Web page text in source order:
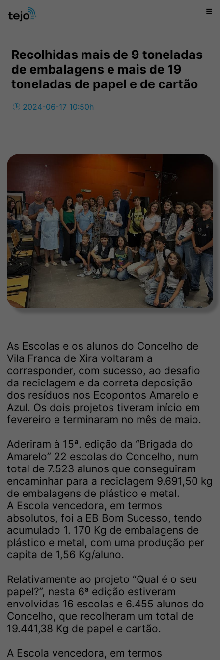
☰
Recolhidas mais de 9 toneladas
de embalagens e mais de 19
toneladas de papel e de cartão
🕒 2024-06-17 10:50h
As Escolas e os alunos do Concelho de
Vila Franca de Xira voltaram a
corresponder, com sucesso, ao desafio
da reciclagem e da correta deposição
dos resíduos nos Ecopontos Amarelo e
Azul. Os dois projetos tiveram início em
fevereiro e terminaram no mês de maio.
Aderiram à 15ª. edição da “Brigada do
Amarelo” 22 escolas do Concelho, num
total de 7.523 alunos que conseguiram
encaminhar para a reciclagem 9.691,50 kg
de embalagens de plástico e metal.
A Escola vencedora, em termos
absolutos, foi a EB Bom Sucesso, tendo
acumulado 1. 170 Kg de embalagens de
plástico e metal, com uma produção per
capita de 1,56 Kg/aluno.
Relativamente ao projeto “Qual é o seu
papel?”, nesta 6ª edição estiveram
envolvidas 16 escolas e 6.455 alunos do
Concelho, que recolheram um total de
19.441,38 Kg de papel e cartão.
A Escola vencedora, em termos